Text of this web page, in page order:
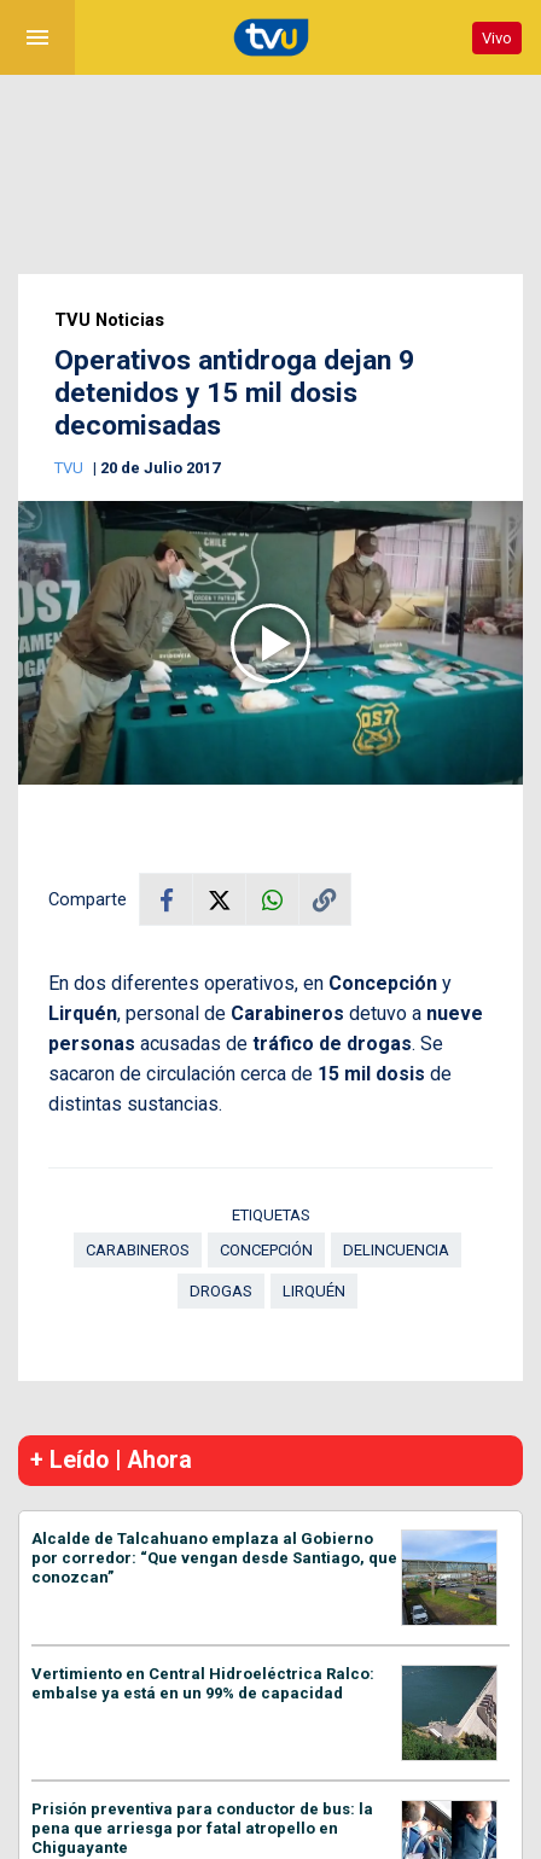
menu Vivo
TVU Noticias
Operativos antidroga dejan 9
detenidos y 15 mil dosis
decomisadas
TVU 20 de Julio 2017
Comparte
En dos diferentes operativos, en Concepción y
Lirquén, personal de Carabineros detuvo a nueve
personas acusadas de tráfico de drogas. Se
sacaron de circulación cerca de 15 mil dosis de
distintas sustancias.
ETIQUETAS
CARABINEROS
CONCEPCIÓN DELINCUENCIA
DROGAS LIRQUÉN
+ Leído | Ahora
Alcalde de Talcahuano emplaza al Gobierno
por corredor: “Que vengan desde Santiago, que
conozcan”
Vertimiento en Central Hidroeléctrica Ralco:
embalse ya está en un 99% de capacidad
Prisión preventiva para conductor de bus: la
pena que arriesga por fatal atropello en
Chiguayante